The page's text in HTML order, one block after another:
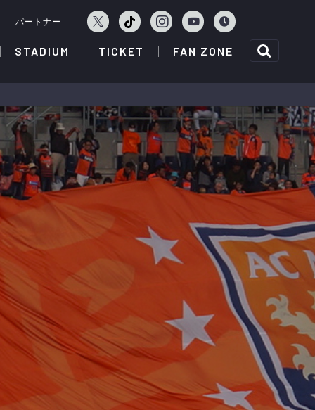
パートナー
STADIUM TICKET FAN ZONE